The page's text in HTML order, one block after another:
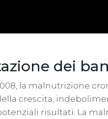
dei
la malnutrizione
crescita,
risultati. La